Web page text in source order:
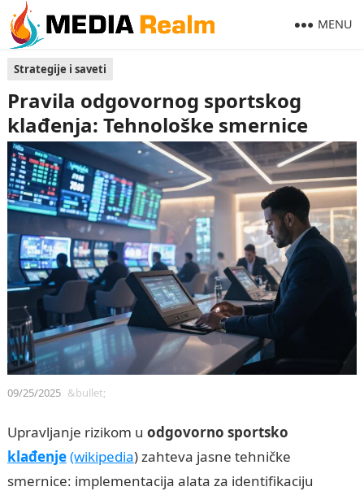
MENU
Strategije i saveti
Pravila odgovornog sportskog
klađenja: Tehnološke smernice
09/25/2025 &bullet;
Upravljanje rizikom u odgovorno sportsko
klađenje(wikipedia) zahteva jasne tehničke
smernice: implementacija alata za identifikaciju